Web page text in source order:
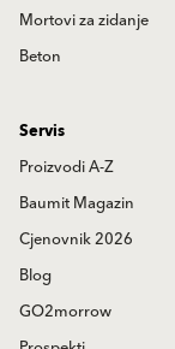
Mortovi za zidanje
Beton
Servis
Proizvodi A-Z
Baumit Magazin
Cjenovnik 2026
Blog
GO2morrow